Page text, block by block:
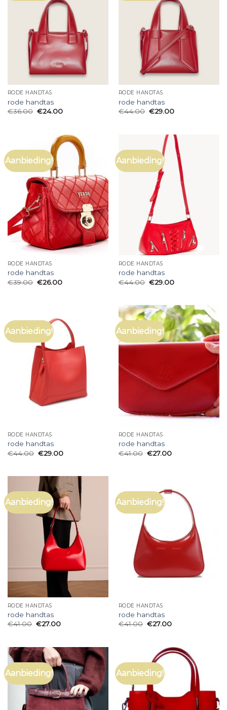
RODE HANDTAS
rode handtas
€36.00 €24.00
RODE HANDTAS
rode handtas
€44.00 €29.00
Aanbieding!
RODE HANDTAS
rode handtas
€39.00 €26.00
Aanbieding!
RODE HANDTAS
rode handtas
€44.00 €29.00
Aanbieding!
RODE HANDTAS
rode handtas
€44.00 €29.00
Aanbieding!
RODE HANDTAS
rode handtas
€41.00 €27.00
Aanbieding!
RODE HANDTAS
rode handtas
€41.00 €27.00
Aanbieding!
RODE HANDTAS
rode handtas
€41.00 €27.00
Aanbieding! Aanbieding!